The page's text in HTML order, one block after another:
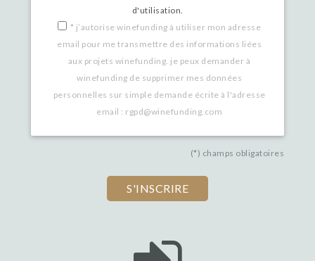
d'utilisation.
* j’autorise winefunding à utiliser mon adresse
email pour me transmettre des informations liées
aux projets winefunding. je peux demander à
winefunding de supprimer mes données
personnelles sur simple demande écrite à l'adresse
email : rgpd@winefunding.com
(*) champs obligatoires